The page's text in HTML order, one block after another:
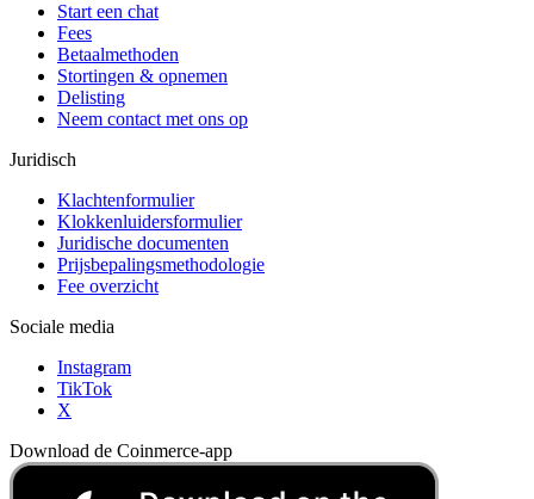
Start een chat
Fees
Betaalmethoden
Stortingen & opnemen
Delisting
Neem contact met ons op
Juridisch
Klachtenformulier
Klokkenluidersformulier
Juridische documenten
Prijsbepalingsmethodologie
Fee overzicht
Sociale media
Instagram
TikTok
X
Download de Coinmerce-app